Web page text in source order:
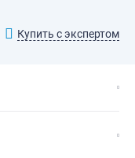
Купить с экспертом